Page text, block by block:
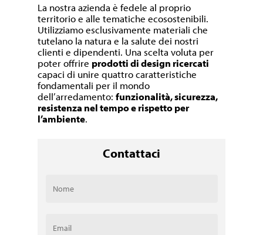
La nostra azienda è fedele al proprio
territorio e alle tematiche ecosostenibili.
Utilizziamo esclusivamente materiali che
tutelano la natura e la salute dei nostri
clienti e dipendenti. Una scelta voluta per
poter offrire prodotti di design ricercati
capaci di unire quattro caratteristiche
fondamentali per il mondo
dell’arredamento:funzionalità, sicurezza,
resistenza nel tempo e rispetto per
l’ambiente.
Contattaci